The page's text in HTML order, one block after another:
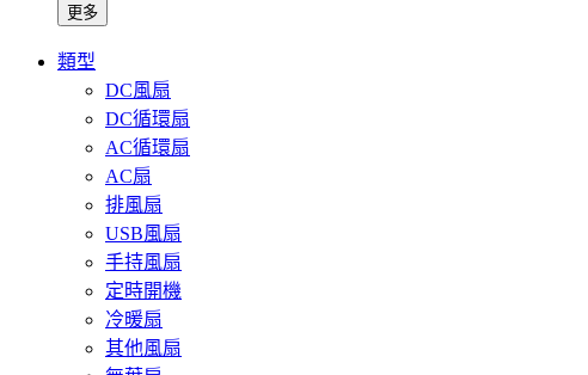
更多
類型
DC風扇
DC循環扇
AC循環扇
AC扇
排風扇
USB風扇
手持風扇
定時開機
冷暖扇
其他風扇